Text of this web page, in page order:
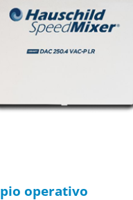
operativo